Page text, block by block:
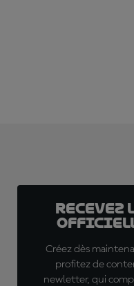
officielle
Créez dès
profitez de
newletter, qui